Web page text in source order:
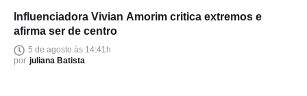
Influenciadora Vivian Amorim critica extremos e
afirma ser de centro
5 de agosto às 14:41h
por juliana Batista